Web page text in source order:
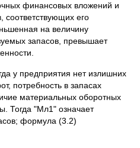
финансо­вых вложений и
соответствующих его
на величину
запасов, превышает
у предприятия нет излишних
потребность в запасах
материальных оборотных
Тогда "Мл1" означает
формула (3.2)